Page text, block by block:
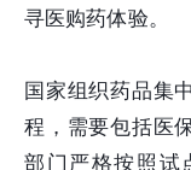
寻医购药体验。
国家组织药品集
程，需要包括医
部门严格按照试